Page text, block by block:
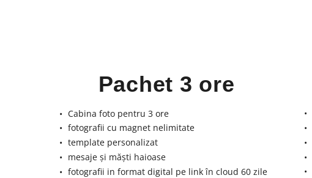
Pachet 3 ore
Cabina foto pentru 3 ore
fotografii cu magnet nelimitate
template personalizat
mesaje și măști haioase
fotografii in format digital pe link în cloud 60 zile